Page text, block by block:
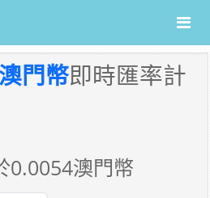
澳門幣即時匯率計
0.0054澳門幣